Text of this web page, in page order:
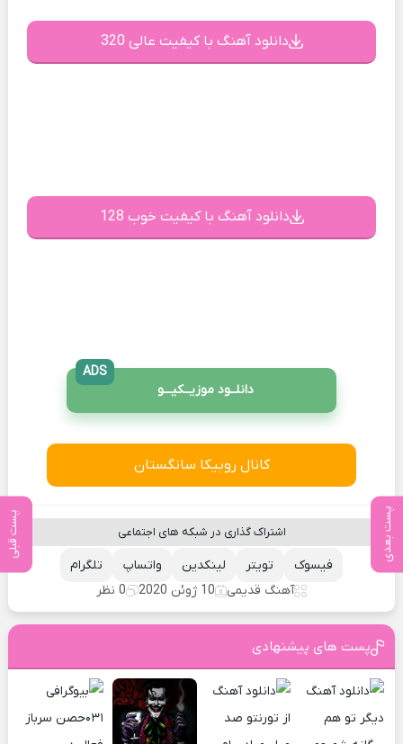
پست بعدی پست قبلی
دانلود آهنگ با کیفیت عالی 320
دانلود آهنگ با کیفیت خوب 128
دانلــود موزیــکیـــو
ADS
کانال روبیکا سانگستان
اشتراک گذاری در شبکه های اجتماعی
تلگرام واتساپ لینکدین تویتر
فیسوک
آهنگ قدیمی
10 ژوئن 2020 0 نظر
پست های پیشنهادی